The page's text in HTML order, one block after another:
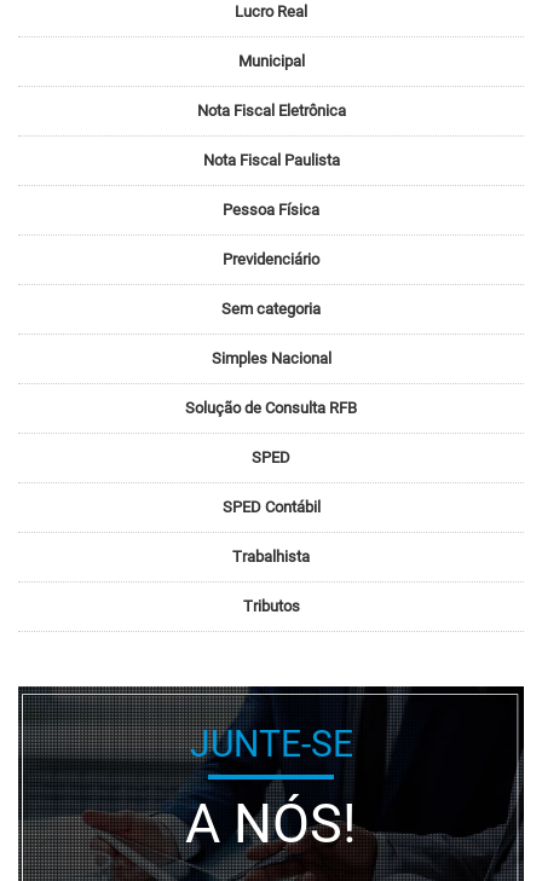
Lucro Real
Municipal
Nota Fiscal Eletrônica
Nota Fiscal Paulista
Pessoa Física
Previdenciário
Sem categoria
Simples Nacional
Solução de Consulta RFB
SPED
SPED Contábil
Trabalhista
Tributos
JUNTE-SE
A NÓS!